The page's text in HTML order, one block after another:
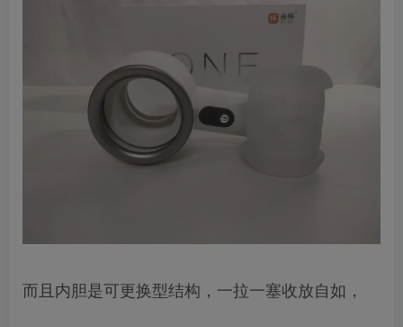
而且内胆是可更换型结构，一拉一塞收放自如，